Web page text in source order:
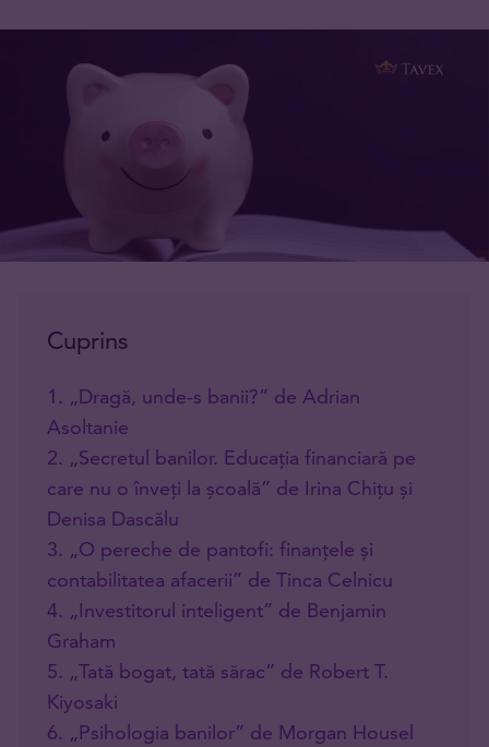
Cuprins
1. „Dragă, unde-s banii?” de Adrian
Asoltanie
2. „Secretul banilor. Educația financiară pe
care nu o înveți la școală” de Irina Chițu și
Denisa Dascălu
3. „O pereche de pantofi: finanțele și
contabilitatea afacerii” de Tinca Celnicu
4. „Investitorul inteligent” de Benjamin
Graham
5. „Tată bogat, tată sărac” de Robert T.
Kiyosaki
6. „Psihologia banilor” de Morgan Housel